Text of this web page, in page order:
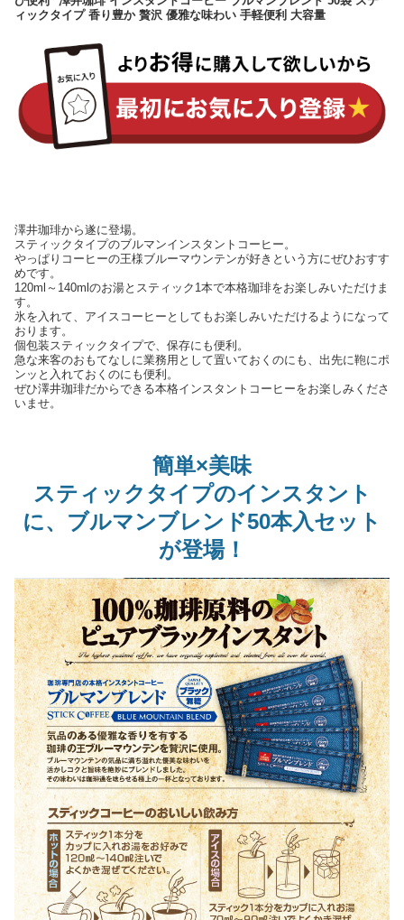
ィックタイプ 香り豊か 贅沢 優雅な味わい 手軽便利 大容量
澤井珈琲から遂に登場。
スティックタイプのブルマンインスタントコーヒー。
やっぱりコーヒーの王様ブルーマウンテンが好きという方にぜひおすす
めです。
120ml～140mlのお湯とスティック1本で本格珈琲をお楽しみいただけま
す。
氷を入れて、アイスコーヒーとしてもお楽しみいただけるようになって
おります。
個包装スティックタイプで、保存にも便利。
急な来客のおもてなしに業務用として置いておくのにも、出先に鞄にポ
ンッと入れておくのにも便利。
ぜひ澤井珈琲だからできる本格インスタントコーヒーをお楽しみくださ
いませ。
簡単×美味
スティックタイプのインスタント
に、ブルマンブレンド50本入セット
が登場！